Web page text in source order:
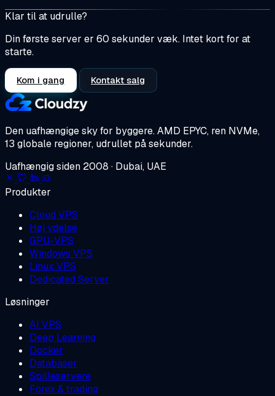
Klar til at udrulle?
Din første server er 60 sekunder væk. Intet kort for at
starte.
Kom i gang Kontakt salg
Den uafhængige sky for byggere.AMD EPYC, ren NVMe,
13 globale regioner, udrullet på sekunder.
Uafhængig siden 2008 · Dubai, UAE
Produkter
Cloud VPS
Høj ydelse
GPU-VPS
Windows VPS
Linux VPS
Dedicated Server
Løsninger
AI VPS
Deep Learning
Docker
Databaser
Spilleservere
Forex & trading